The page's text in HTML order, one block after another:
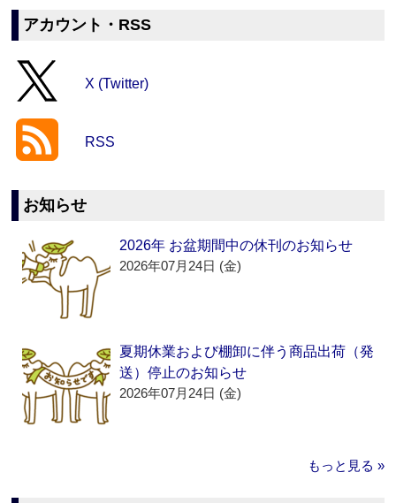
アカウント・RSS
X (Twitter)
RSS
お知らせ
2026年 お盆期間中の休刊のお知らせ
2026年07月24日 (金)
夏期休業および棚卸に伴う商品出荷（発
送）停止のお知らせ
2026年07月24日 (金)
もっと見る »